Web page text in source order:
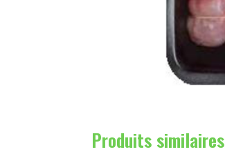
Produits similaires